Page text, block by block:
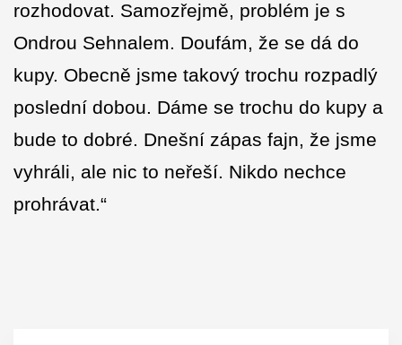
rozhodovat. Samozřejmě, problém je s
Ondrou Sehnalem. Doufám, že se dá do
kupy. Obecně jsme takový trochu rozpadlý
poslední dobou. Dáme se trochu do kupy a
bude to dobré. Dnešní zápas fajn, že jsme
vyhráli, ale nic to neřeší. Nikdo nechce
prohrávat.“